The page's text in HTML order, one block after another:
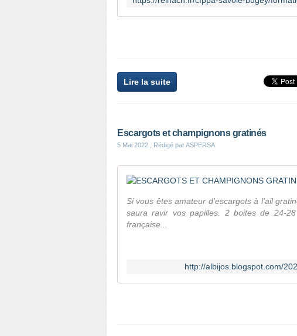
Lire la suite
Escargots et champignons gratinés
5 Mai 2022 , Rédigé par ASPERSA
Si vous êtes amateur d'escargots à l'ail
saura ravir vos papilles. 2 boites de 24-
française...
http://albijos.blogspot.com/